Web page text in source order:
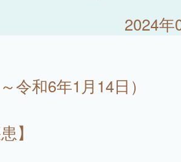
2024年
令和6年1月14日）
】